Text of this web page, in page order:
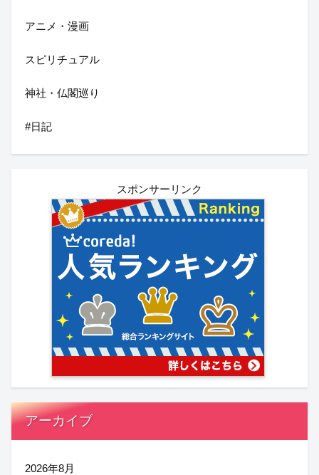
アニメ・漫画
スピリチュアル
神社・仏閣巡り
#日記
スポンサーリンク
アーカイブ
2026年8月